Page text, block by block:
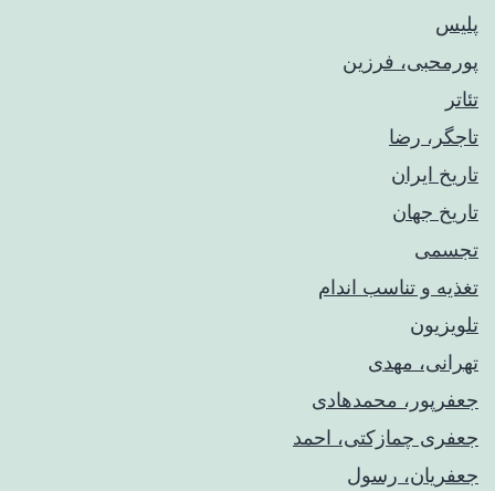
پلیس
پورمحبی، فرزین
تئاتر
تاجگر، رضا
تاریخ ایران
تاریخ جهان
تجسمی
تغذیه و تناسب اندام
تلویزیون
تهرانی، مهدی
جعفرپور، محمدهادی
جعفری چمازکتی، احمد
جعفریان، رسول